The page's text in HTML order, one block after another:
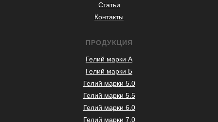
ПРОДУКЦИЯ
Гелий марки А
Гелий марки Б
Гелий марки 5.0
Гелий марки 5.5
Гелий марки 6.0
Гелий марки 7.0
Статьи
Контакты